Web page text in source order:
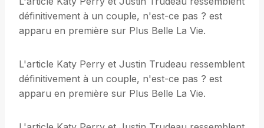
définitivement à un couple, n'est-ce pas ? est
apparu en première sur Plus Belle La Vie.
L'article Katy Perry et Justin Trudeau ressemblent
définitivement à un couple, n'est-ce pas ? est
apparu en première sur Plus Belle La Vie.